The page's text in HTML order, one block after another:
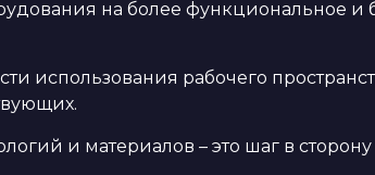
на более функциональное и
использования рабочего
и материалов – это шаг в